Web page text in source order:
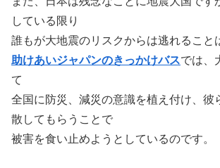
している限り
誰もが大地震のリスクからは逃れること
助けあいジャパンのきっかけバスでは、
て
全国に防災、減災の意識を植え付け、彼
散してもらうことで
被害を食い止めようとしているのです。